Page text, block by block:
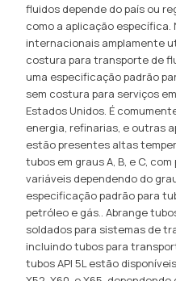
fluidos depende do país ou
como a aplicação
internacionais amplamente
costura para transporte de
uma especificação padrão
sem costura para serviços
Estados Unidos. É
energia, refinarias, e outras
estão presentes altas
tubos em graus A, B, e C,
variáveis ​​dependendo do
especificação padrão para
petróleo e gás.. Abrange
soldados para sistemas de
incluindo tubos para
tubos API 5L estão